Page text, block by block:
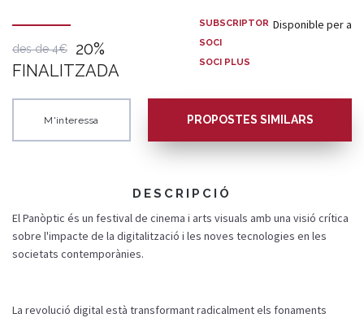
des de 4€
20%
FINALITZADA
Disponible per a
SUBSCRIPTOR
SOCI
SOCI PLUS
M'interessa PROPOSTES SIMILARS
DESCRIPCIÓ
El Panòptic és un festival de cinema i arts visuals amb una visió crítica
sobre l'impacte de la digitalització i les noves tecnologies en les
societats contemporànies.
La revolució digital està transformant radicalment els fonaments